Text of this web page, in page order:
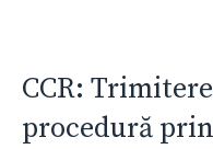
CCR:
procedură